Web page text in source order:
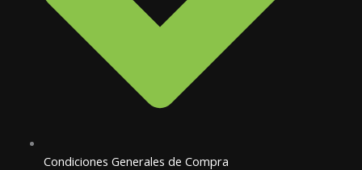
Condiciones Generales de Compra